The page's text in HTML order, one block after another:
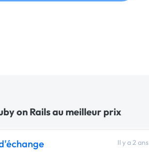
on Rails au meilleur prix
Il y a 2 ans